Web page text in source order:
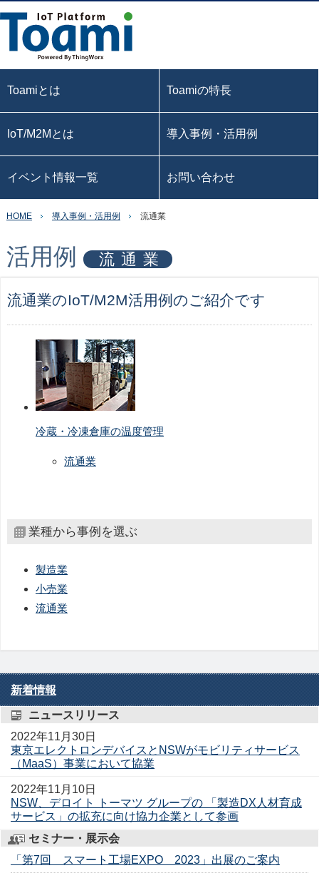
Toamiとは Toamiの特長
IoT/M2Mとは 導入事例・活用例
イベント情報一覧 お問い合わせ
HOME 導入事例・活用例 流通業
活用例 流通業
流通業のIoT/M2M活用例のご紹介です
冷蔵・冷凍倉庫の温度管理
流通業
業種から事例を選ぶ
製造業
小売業
流通業
新着情報
ニュースリリース
2022年11月30日
東京エレクトロンデバイスとNSWがモビリティサービス
（MaaS）事業において協業
2022年11月10日
NSW、デロイト トーマツ グループの 「製造DX人材育成
サービス」の拡充に向け協力企業として参画
セミナー・展示会
「第7回 スマート工場EXPO 2023」出展のご案内